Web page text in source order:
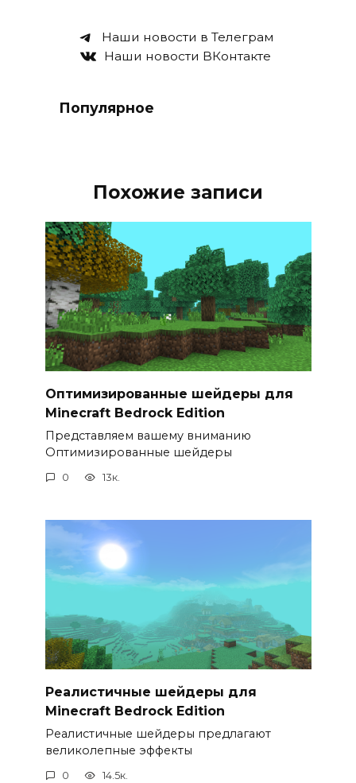
Наши новости в Телеграм
Наши новости ВКонтакте
Популярное
Похожие записи
Оптимизированные шейдеры для
Minecraft Bedrock Edition
Представляем вашему вниманию
Оптимизированные шейдеры
0 13к.
Реалистичные шейдеры для
Minecraft Bedrock Edition
Реалистичные шейдеры предлагают
великолепные эффекты
0 14.5к.